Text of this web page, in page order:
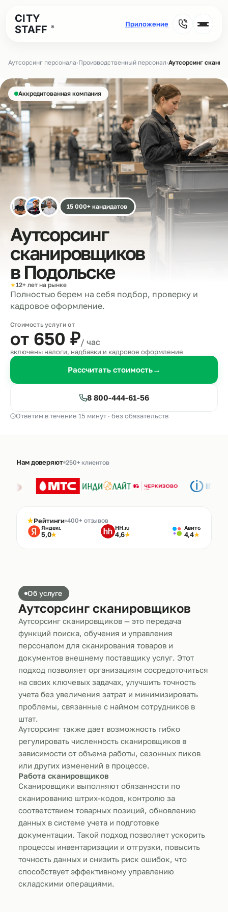
CITY
STAFF
®
Аутсорсинг персонала›Производственный персонал›Аутсорсинг
Аккредитованная компания
15 000+ кандидатов
Аутсорсинг
сканировщиков
в Подольске
★12+ лет на рынке
Полностью берем на себя подбор, проверку и
кадровое оформление.
Стоимость услуги от
от 650 ₽/ час
включены налоги, надбавки и кадровое оформление
Рассчитать стоимость→
8 800-444-61-56
Ответим в течение 15 минут · без обязательств
Нам доверяют 250+ клиентов
★Рейтинги 400+ отзывов
Яндекс
5,0★
HH.ru
4,6★
Авито
4,4★
Об услуге
Аутсорсинг сканировщиков
Аутсорсинг сканировщиков — это передача
функций поиска, обучения и управления
персоналом для сканирования товаров и
документов внешнему поставщику услуг. Этот
подход позволяет организациям сосредоточиться
на своих ключевых задачах, улучшить точность
учета без увеличения затрат и минимизировать
проблемы, связанные с наймом сотрудников в
штат.
Аутсорсинг также дает возможность гибко
регулировать численность сканировщиков в
зависимости от объема работы, сезонных пиков
или других изменений в процессе.
Работа сканировщиков
Сканировщики выполняют обязанности по
сканированию штрих-кодов, контролю за
соответствием товарных позиций, обновлению
данных в системе учета и подготовке
документации. Такой подход позволяет ускорить
процессы инвентаризации и отгрузки, повысить
точность данных и снизить риск ошибок, что
способствует эффективному управлению
складскими операциями.